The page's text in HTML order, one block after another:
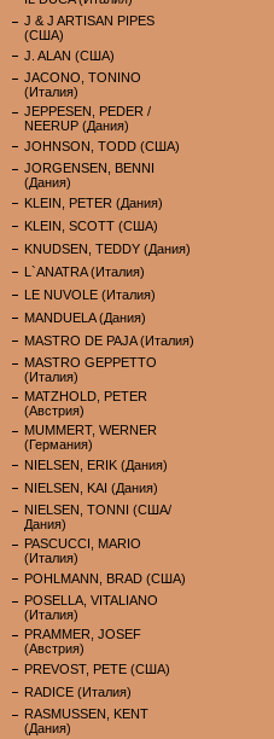
J & J ARTISAN PIPES
(США)
J. ALAN (США)
JACONO, TONINO
(Италия)
JEPPESEN, PEDER /
NEERUP (Дания)
JOHNSON, TODD (США)
JORGENSEN, BENNI
(Дания)
KLEIN, PETER (Дания)
KLEIN, SCOTT (США)
KNUDSEN, TEDDY (Дания)
L`ANATRA (Италия)
LE NUVOLE (Италия)
MANDUELA (Дания)
MASTRO DE PAJA (Италия)
MASTRO GEPPETTO
(Италия)
MATZHOLD, PETER
(Австрия)
MUMMERT, WERNER
(Германия)
NIELSEN, ERIK (Дания)
NIELSEN, KAI (Дания)
NIELSEN, TONNI (США/
Дания)
PASCUCCI, MARIO
(Италия)
POHLMANN, BRAD (США)
POSELLA, VITALIANO
(Италия)
PRAMMER, JOSEF
(Австрия)
PREVOST, PETE (США)
RADICE (Италия)
RASMUSSEN, KENT
(Дания)